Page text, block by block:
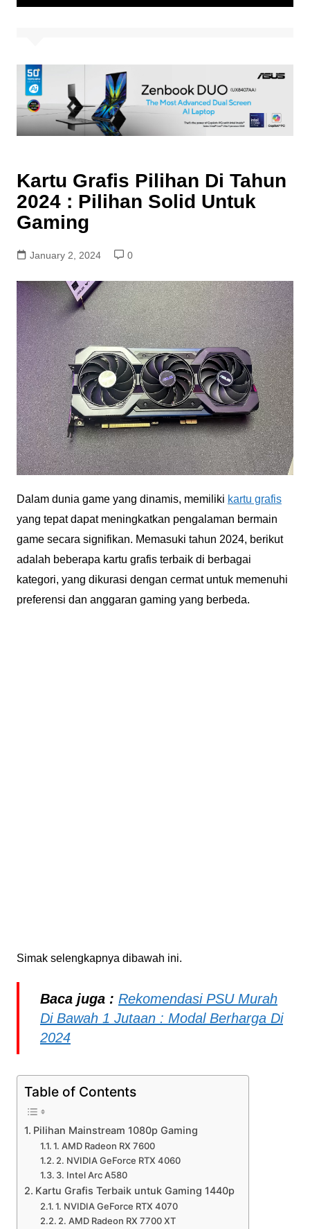
Kartu Grafis Pilihan Di Tahun
2024 : Pilihan Solid Untuk
Gaming
January 2, 2024 0
Dalam dunia game yang dinamis, memiliki kartu grafis
yang tepat dapat meningkatkan pengalaman bermain
game secara signifikan. Memasuki tahun 2024, berikut
adalah beberapa kartu grafis terbaik di berbagai
kategori, yang dikurasi dengan cermat untuk memenuhi
preferensi dan anggaran gaming yang berbeda.
Simak selengkapnya dibawah ini.
Baca juga : Rekomendasi PSU Murah
Di Bawah 1 Jutaan : Modal Berharga Di
2024
Table of Contents
Pilihan Mainstream 1080p Gaming
1. AMD Radeon RX 7600
2. NVIDIA GeForce RTX 4060
3. Intel Arc A580
Kartu Grafis Terbaik untuk Gaming 1440p
1. NVIDIA GeForce RTX 4070
2. AMD Radeon RX 7700 XT